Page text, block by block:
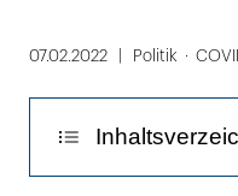
1
07.02.2022 Politik